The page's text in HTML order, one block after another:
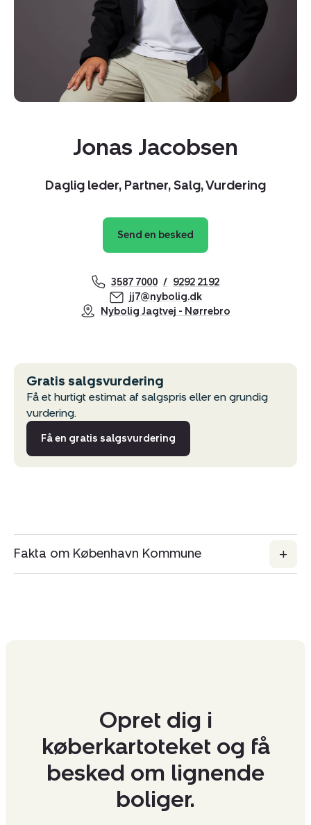
Jonas Jacobsen
Daglig leder, Partner, Salg, Vurdering
Send en besked
3587 7000
9292 2192
jj7@nybolig.dk
Nybolig Jagtvej - Nørrebro
Gratis salgsvurdering
Få et hurtigt estimat af salgspris eller en grundig
vurdering.
Få en gratis salgsvurdering
Fakta om København Kommune
Opret dig i
køberkartoteket og få
besked om lignende
boliger.
Del via mail